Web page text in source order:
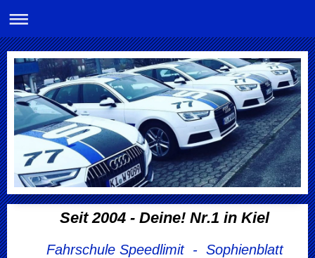
Seit 2004 - Deine! Nr.1 in Kiel
Fahrschule Speedlimit - Sophienblatt